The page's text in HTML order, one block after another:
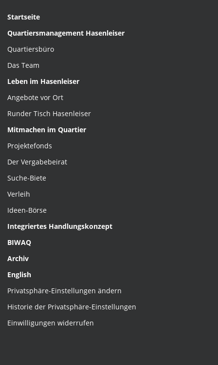
Startseite
Quartiersmanagement Hasenleiser
Quartiersbüro
Das Team
Leben im Hasenleiser
Angebote vor Ort
Runder Tisch Hasenleiser
Mitmachen im Quartier
Projektefonds
Der Vergabebeirat
Suche-Biete
Verleih
Ideen-Börse
Integriertes Handlungskonzept
BIWAQ
Archiv
English
Privatsphäre-Einstellungen ändern
Historie der Privatsphäre-Einstellungen
Einwilligungen widerrufen